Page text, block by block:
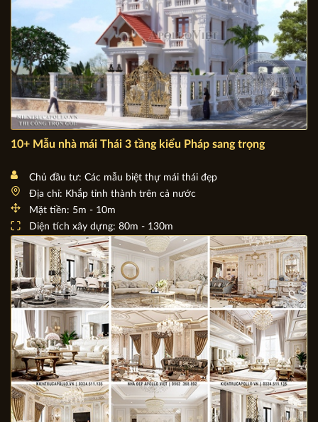
10+ Mẫu nhà mái Thái 3 tầng kiểu Pháp sang trọng
Chủ đầu tư: Các mẫu biệt thự mái thái đẹp
Địa chỉ: Khắp tỉnh thành trên cả nước
Mặt tiền: 5m - 10m
Diện tích xây dựng: 80m - 130m